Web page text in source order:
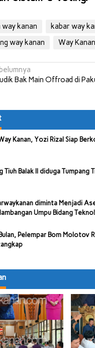
way kanan kabar way
way kanan
Way Kanan
Bak Main Offroad di
Kanan, Yozi Rizal Siap
Tiuh Balak II diduga Tumpang
diminta Menjadi
Umpu Bidang
Pelempar Bom Molotov